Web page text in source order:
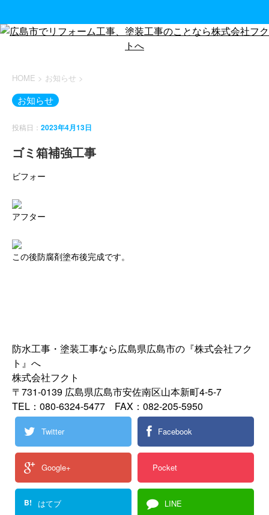
HOME > お知らせ >
お知らせ
投稿日： 2023年4月13日
ゴミ箱補強工事
ビフォー
アフター
この後防腐剤塗布後完成です。
防水工事・塗装工事なら広島県広島市の『株式会社フク
ト』へ
株式会社フクト
〒731-0139 広島県広島市安佐南区山本新町4-5-7
TEL：080-6324-5477 FAX：082-205-5950
Twitter Facebook
Google+ Pocket
B! はてブ LINE